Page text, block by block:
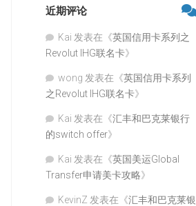
近期评论
Kai 发表在《英国信用卡系列之
Revolut IHG联名卡》
wong 发表在《英国信用卡系列
之Revolut IHG联名卡》
Kai 发表在《汇丰和巴克莱银行
的switch offer》
Kai 发表在《英国美运Global
Transfer申请美卡攻略》
KevinZ 发表在《汇丰和巴克莱银